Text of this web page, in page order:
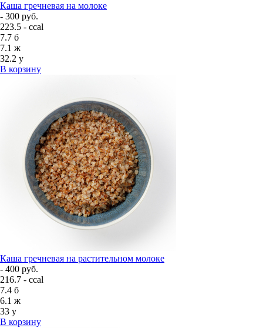
Каша гречневая на молоке
- 300 руб.
223.5 - ccal
7.7 б
7.1 ж
32.2 у
В корзину
Каша гречневая на растительном молоке
- 400 руб.
216.7 - ccal
7.4 б
6.1 ж
33 у
В корзину